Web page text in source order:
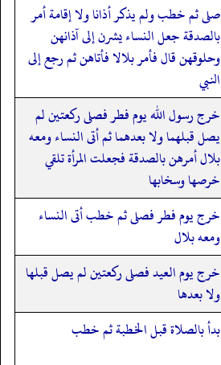
صلى ثم خطب ولم يذكر أذانا ولا إقامة أمر
بالصدقة جعل النساء يشرن إلى آذانهن
وحلوقهن قال فأمر بلالا فأتاهن ثم رجع إلى
النبي
خرج رسول الله يوم فطر فصلى ركعتين لم
يصل قبلهما ولا بعدهما ثم أتى النساء ومعه
بلال أمرهن بالصدقة فجعلت المرأة تلقي
خرصها وسخابها
خرج يوم فطر فصلى ثم خطب أتى النساء
ومعه بلال
خرج يوم العيد فصلى ركعتين لم يصل قبلها
ولا بعدها
بدأ بالصلاة قبل الخطبة ثم خطب